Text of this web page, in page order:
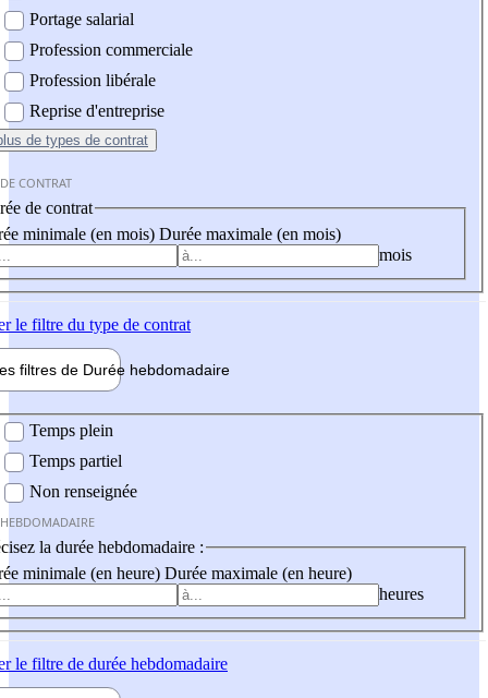
Portage salarial
Profession commerciale
Profession libérale
Reprise d'entreprise
de types de contrat
CONTRAT
de contrat
minimale (en mois) Durée maximale (en mois)
mois
le filtre du type de contrat
filtres de Durée hebdomadaire
Temps plein
Temps partiel
Non renseignée
la durée hebdomadaire :
minimale (en heure) Durée maximale (en heure)
heures
le filtre de durée hebdomadaire